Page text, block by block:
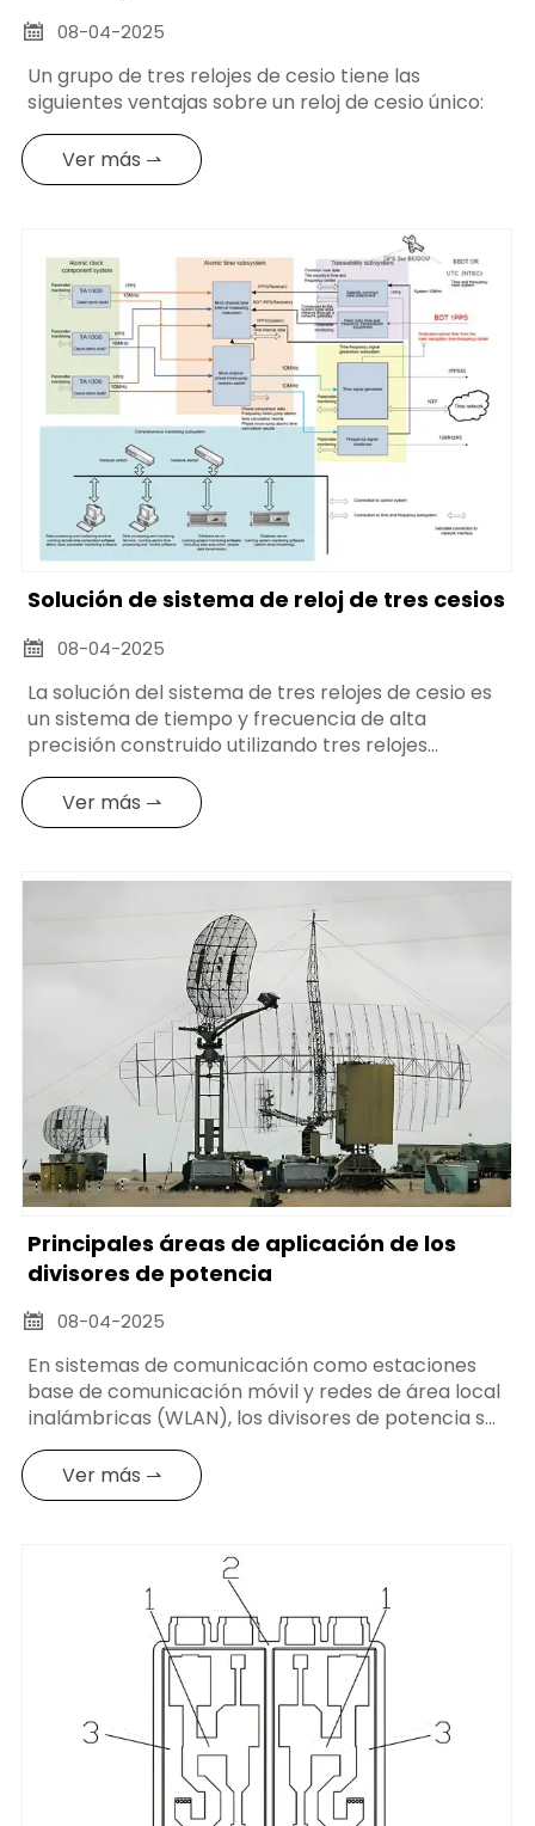
 08-04-2025
Un grupo de tres relojes de cesio tiene las
siguientes ventajas sobre un reloj de cesio único:
Ver más ⇀
Solución de sistema de reloj de tres cesios
 08-04-2025
La solución del sistema de tres relojes de cesio es
un sistema de tiempo y frecuencia de alta
precisión construido utilizando tres relojes
atómicos de cesio. Mediante un diseño y un
control razonables, puede lograr una mayor
precisión de tiempo, fiabilidad y estabilidad. A
reloj de cesio:
Ver más ⇀
Principales áreas de aplicación de los
divisores de potencia
 08-04-2025
En sistemas de comunicación como estaciones
base de comunicación móvil y redes de área local
inalámbricas (WLAN), los divisores de potencia se
utilizan para distribuir la potencia de la fuente de
señal a múltiples antenas o múltiples receptores
para lograr la transmisión y recepción de la señal.
del transmisor se distribuye a múltiples antenas a
través de un divisor de potencia para mejorar la
cobertura y la fuerza de la señal; en las WLAN, el
divisor de potencia distribuye la señal del punto
de acceso inalámbrico a múltiples antenas para
lograr una mejor cobertura de la señal
Ver más ⇀